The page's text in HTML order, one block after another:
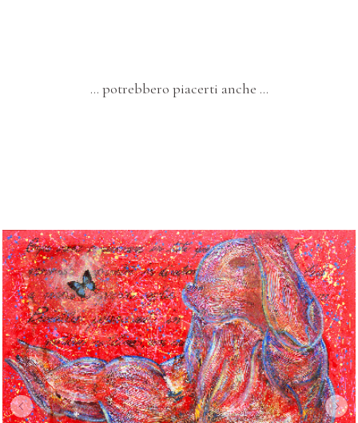
… potrebbero piacerti anche …